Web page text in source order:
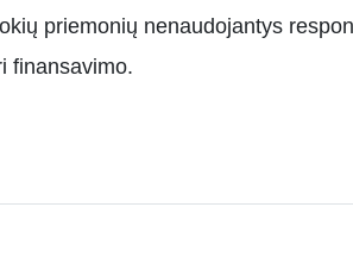
priemonių nenaudojantys
finansavimo.